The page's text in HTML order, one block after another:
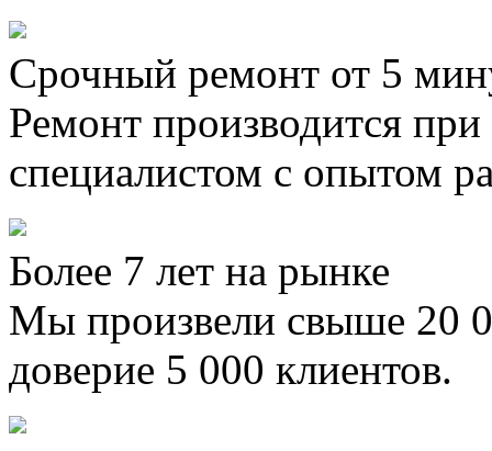
Срочный ремонт от 5
Ремонт производится
специалистом с опытом
Более 7 лет на рынке
Мы произвели свыше 20
доверие 5 000 клиентов.